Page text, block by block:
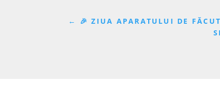
← 🎉 ZIUA APARATULUI DE